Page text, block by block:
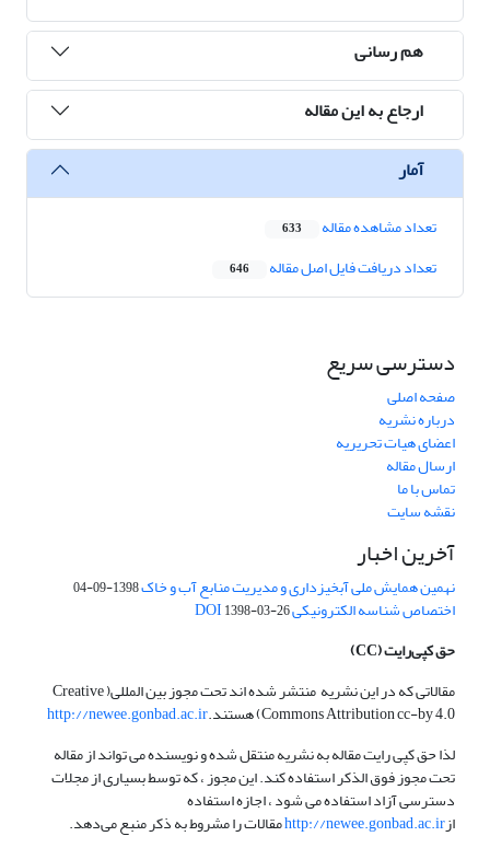
هم رسانی
ارجاع به این مقاله
آمار
تعداد مشاهده مقاله 633
تعداد دریافت فایل اصل مقاله 646
دسترسی سریع
صفحه اصلی
درباره نشریه
اعضای هیات تحریریه
ارسال مقاله
تماس با ما
نقشه سایت
آخرین اخبار
نهمین همایش ملی آبخیزداری و مدیریت منابع آب و خاک1398-09-04
اختصاص شناسه الکترونیکی DOI1398-03-26
حق کپی‌رایت(CC)
مقالاتی که در این نشریه منتشر شده اند تحت مجوز بین المللی( Creative
Commons Attribution cc-by 4.0) هستند.
http://newee.gonbad.ac.ir
لذا حق کپی رایت مقاله به نشریه منتقل شده و نویسنده می تواند از مقاله
تحت مجوز فوق الذکر استفاده کند. این مجوز ، که توسط بسیاری از مجلات
دسترسی آزاد استفاده می شود ، اجازه استفاده
ازhttp://newee.gonbad.ac.irمقالات را مشروط به ذکر منبع می‌دهد.